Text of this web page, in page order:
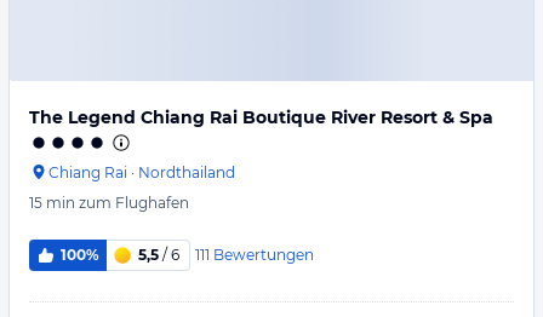
The Legend Chiang Rai Boutique River Resort & Spa
Chiang Rai · Nordthailand
15 min zum Flughafen
100% 5,5 / 6 111 Bewertungen